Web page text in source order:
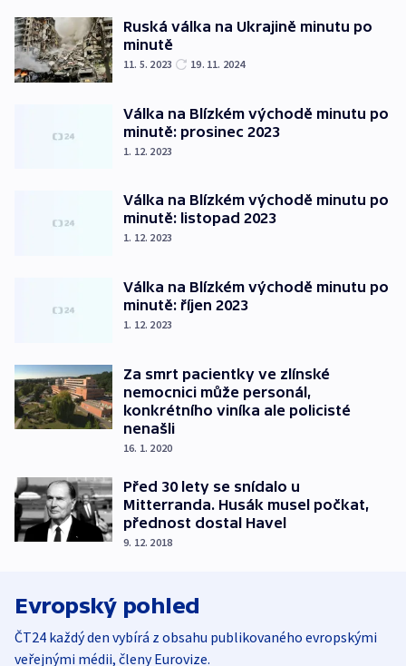
Ruská válka na Ukrajině minutu po
minutě
11. 5. 2023 19. 11. 2024
Válka na Blízkém východě minutu po
minutě: prosinec 2023
1. 12. 2023
Válka na Blízkém východě minutu po
minutě: listopad 2023
1. 12. 2023
Válka na Blízkém východě minutu po
minutě: říjen 2023
1. 12. 2023
Za smrt pacientky ve zlínské
nemocnici může personál,
konkrétního viníka ale policisté
nenašli
16. 1. 2020
Před 30 lety se snídalo u
Mitterranda. Husák musel počkat,
přednost dostal Havel
9. 12. 2018
Evropský pohled
ČT24 každý den vybírá z obsahu publikovaného evropskými
veřejnými médii, členy Eurovize.